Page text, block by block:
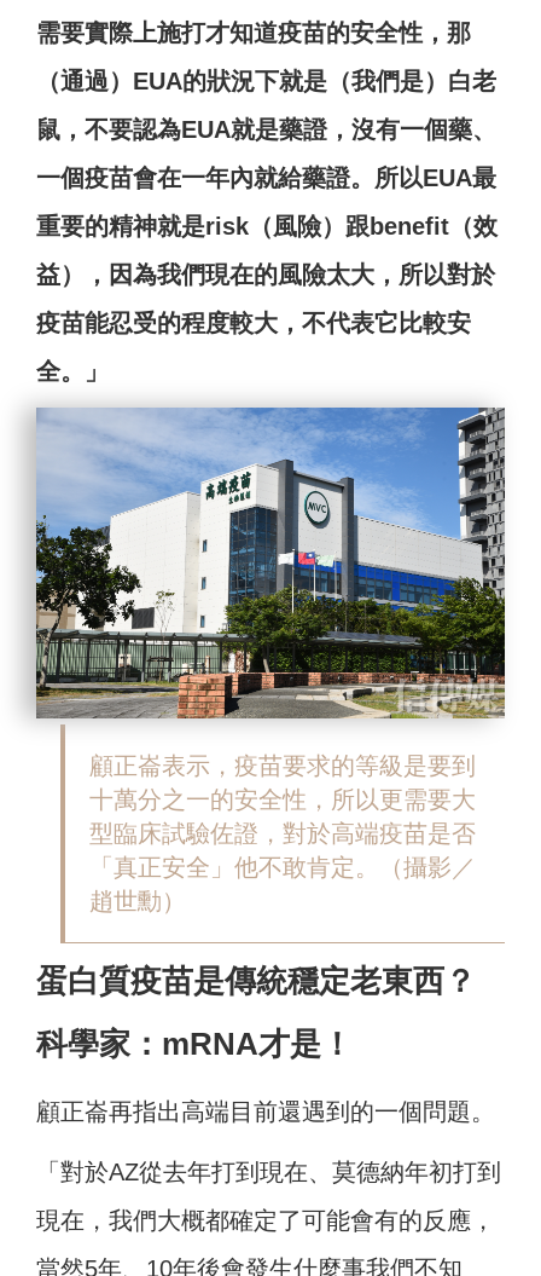
需要實際上施打才知道疫苗的安全性，那
（通過）EUA的狀況下就是（我們是）白老
鼠，不要認為EUA就是藥證，沒有一個藥、
一個疫苗會在一年內就給藥證。所以EUA最
重要的精神就是risk（風險）跟benefit（效
益），因為我們現在的風險太大，所以對於
疫苗能忍受的程度較大，不代表它比較安
全。」
顧正崙表示，疫苗要求的等級是要到
十萬分之一的安全性，所以更需要大
型臨床試驗佐證，對於高端疫苗是否
「真正安全」他不敢肯定。
（攝影／
趙世勳）
蛋白質疫苗是傳統穩定老東西？
科學家：mRNA才是！
顧正崙再指出高端目前還遇到的一個問題。
「對於AZ從去年打到現在、莫德納年初打到
現在，我們大概都確定了可能會有的反應，
當然5年、10年後會發生什麼事我們不知